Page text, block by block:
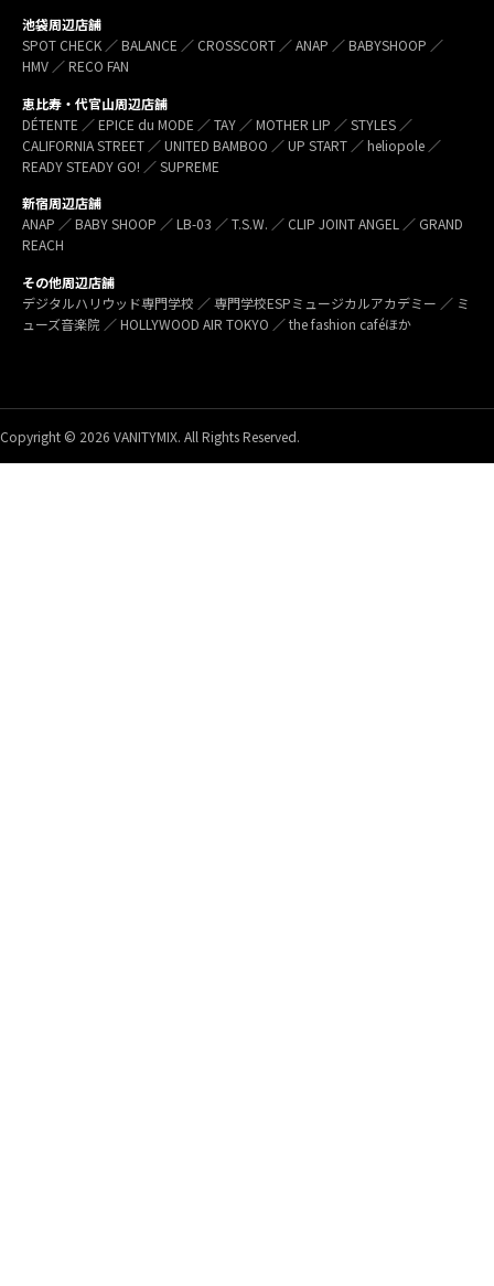
池袋周辺店舗
SPOT CHECK ／ BALANCE ／ CROSSCORT ／ ANAP ／ BABYSHOOP ／
HMV ／ RECO FAN
恵比寿・代官山周辺店舗
DÉTENTE ／ EPICE du MODE ／ TAY ／ MOTHER LIP ／ STYLES ／
CALIFORNIA STREET ／ UNITED BAMBOO ／ UP START ／ heliopole ／
READY STEADY GO! ／ SUPREME
新宿周辺店舗
ANAP ／ BABY SHOOP ／ LB-03 ／ T.S.W. ／ CLIP JOINT ANGEL ／ GRAND
REACH
その他周辺店舗
デジタルハリウッド専門学校 ／ 専門学校ESPミュージカルアカデミー ／ ミ
ューズ音楽院 ／ HOLLYWOOD AIR TOKYO ／ the fashion caféほか
Copyright © 2026 VANITYMIX. All Rights Reserved.